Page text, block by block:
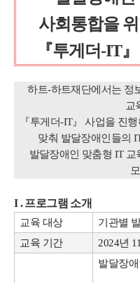
사회통합을
『투게더-IT
하트-하트재단에서는 정
교
『투게더-IT』 사업을 진
맞춰 발달장애인들의
발달장애인 맞춤형 IT
I . 프로그램 소개
교육 대상
기관별
교육 기간
2024년
발달장